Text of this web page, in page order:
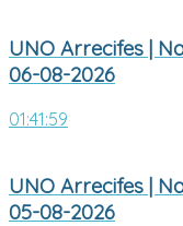
UNO Arrecifes |
06-08-2026
01:41:59
UNO Arrecifes |
05-08-2026